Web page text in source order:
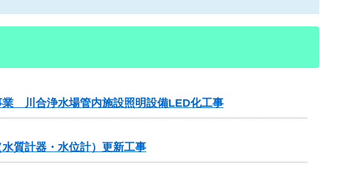
業 川合浄水場管内施設照明設備LED化工事
質計器・水位計）更新工事